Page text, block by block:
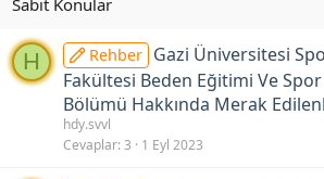
H Rehber
Gazi Üniversitesi
Fakültesi Beden Eğitimi Ve
Bölümü Hakkında Merak
hdy.svvl
Cevaplar 3 1 Eyl 2023